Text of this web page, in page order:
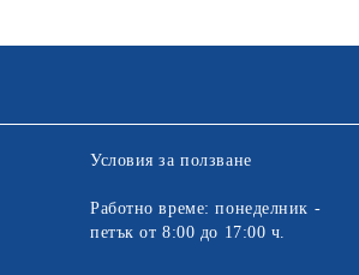
Условия за ползване
Работно време: понеделник -
петък от 8:00 до 17:00 ч.